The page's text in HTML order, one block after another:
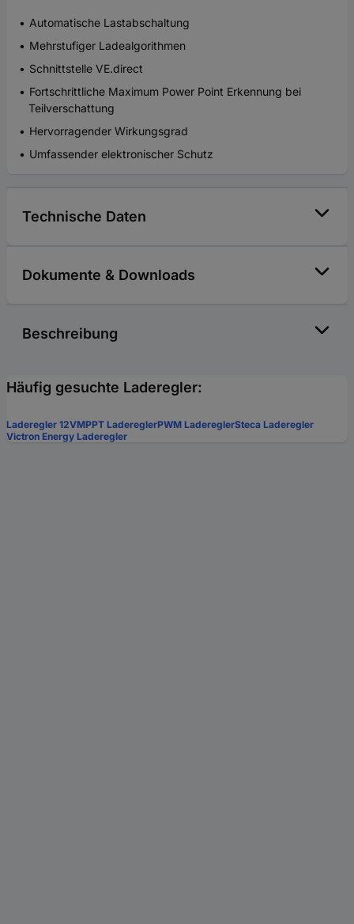
Automatische Lastabschaltung
Mehrstufiger Ladealgorithmen
Schnittstelle VE.direct
Fortschrittliche Maximum Power Point Erkennung bei
Teilverschattung
Hervorragender Wirkungsgrad
Umfassender elektronischer Schutz
Technische Daten
Dokumente & Downloads
Beschreibung
Häufig gesuchte Laderegler:
Laderegler 12VMPPT LadereglerPWM LadereglerSteca Laderegler
Victron Energy Laderegler